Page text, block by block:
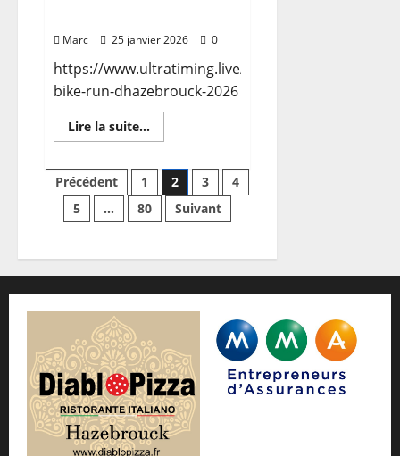
du
(14
mai
2026)
Marc 25 janvier 2026 0
https://www.ultratiming.live/evenement/11eme-
bike-run-dhazebrouck-2026
Lire la suite...En
savoir
Résultats
Bike&Run
2026
Pagination
des
publications
Précédent 1 2 3
4
5
… 80 Suivant